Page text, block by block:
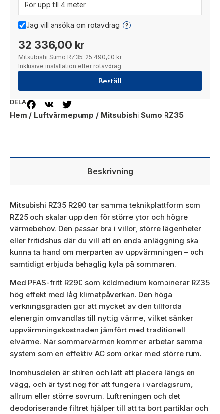
Jag vill ansöka om rotavdrag ?
32 336,00 kr
Mitsubishi Sumo RZ35: 25 490,00 kr
Inklusive installation efter rotavdrag
Beställ
DELA
Hem/Luftvärmepump/ Mitsubishi Sumo RZ35
Beskrivning
Mitsubishi RZ35 R290 tar samma teknikplattform som
RZ25 och skalar upp den för större ytor och högre
värmebehov. Den passar bra i villor, större lägenheter
eller fritidshus där du vill att en enda anläggning ska
kunna ta hand om merparten av uppvärmningen – och
samtidigt erbjuda behaglig kyla på sommaren.
Med PFAS-fritt R290 som köldmedium kombinerar RZ35
hög effekt med låg klimatpåverkan. Den höga
verkningsgraden gör att mycket av den tillförda
elenergin omvandlas till nyttig värme, vilket sänker
uppvärmningskostnaden jämfört med traditionell
elvärme. När sommarvärmen kommer arbetar samma
system som en effektiv AC som orkar med större rum.
Inomhusdelen är stilren och lätt att placera längs en
vägg, och är tyst nog för att fungera i vardagsrum,
allrum eller större sovrum. Luftreningen och det
deodoriserande filtret hjälper till att ta bort partiklar och